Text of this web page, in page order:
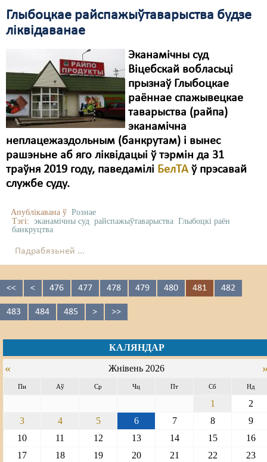
Глыбоцкае райспажыўтаварыства будзе
ліквідаванае
Эканамічны суд
Віцебскай вобласьці
прызнаў Глыбоцкае
раённае спажывецкае
таварыства (райпа)
эканамічна
неплацежаздольным (банкрутам) і вынес
рашэньне аб яго ліквідацыі ў тэрмін да 31
траўня 2019 году, паведамілі БелТА ў прэсавай
службе суду.
Апублікавана ў Рознае
Тэгі: эканамічны суд райспажыўтаварыства Глыбоцкі раён
банкруцтва
Падрабязьней ...
<< < 476 477 478 479 480 481 482
483 484 485 > >>
КАЛЯНДАР
« Жнівень 2026
Пн Аў Ср Чц Пт Сб Нд
1
2
3
4 5 6 7 8
9
10
11 12 13 14 15
16
17
18 19 20 21 22
23